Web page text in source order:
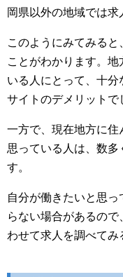
岡県以外の地域では求
このようにみてみる
ことがわかります。
いる人にとって、十
サイトのデメリットで
一方で、現在地方に住
思っている人は、数多
す。
自分が働きたいと思
らない場合があるの
わせて求人を調べてみ